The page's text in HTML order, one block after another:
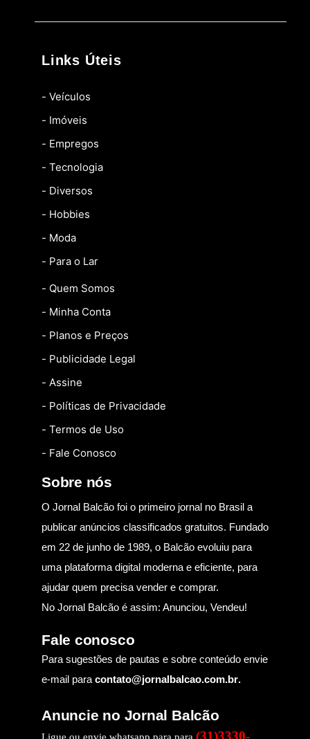
Links Úteis
- Veículos
- Imóveis
- Empregos
- Tecnologia
- Diversos
- Hobbies
- Moda
- Para o Lar
- Quem Somos
- Minha Conta
- Planos e Preços
- Publicidade Legal
- Assine
- Políticas de Privacidade
- Termos de Uso
- Fale Conosco
Sobre nós
O Jornal Balcão foi o primeiro jornal no Brasil a
publicar anúncios classificados gratuitos. Fundado
em 22 de junho de 1989, o Balcão evoluiu para
uma plataforma digital moderna e eficiente, para
ajudar quem precisa vender e comprar.
No Jornal Balcão é assim: Anunciou, Vendeu!
Fale conosco
Para sugestões de pautas e sobre conteúdo envie
e-mail para contato@jornalbalcao.com.br.
Anuncie no Jornal Balcão
(31)3330-